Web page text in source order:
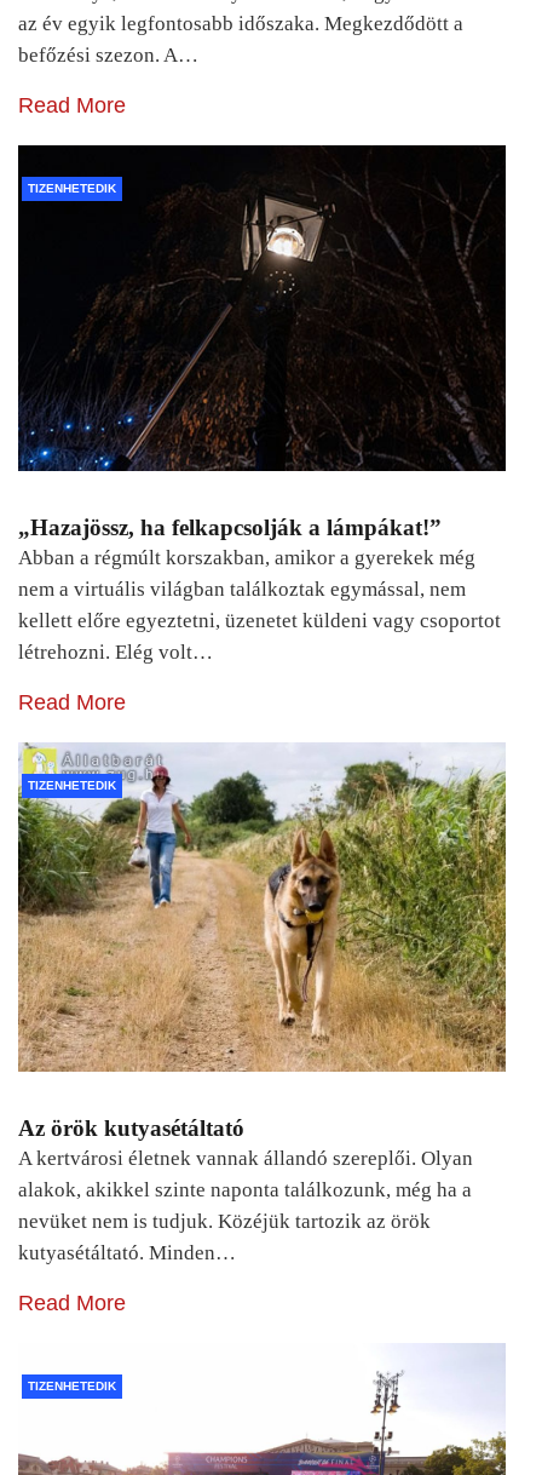
az év egyik legfontosabb időszaka. Megkezdődött a
befőzési szezon. A…
Read More
TIZENHETEDIK
„Hazajössz, ha felkapcsolják a lámpákat!”
Abban a régmúlt korszakban, amikor a gyerekek még
nem a virtuális világban találkoztak egymással, nem
kellett előre egyeztetni, üzenetet küldeni vagy csoportot
létrehozni. Elég volt…
Read More
TIZENHETEDIK
Az örök kutyasétáltató
A kertvárosi életnek vannak állandó szereplői. Olyan
alakok, akikkel szinte naponta találkozunk, még ha a
nevüket nem is tudjuk. Közéjük tartozik az örök
kutyasétáltató. Minden…
Read More
TIZENHETEDIK